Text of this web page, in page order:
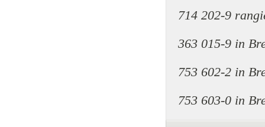
714 202-9
363 015-9 in
753 602-2 in
753 603-0 in